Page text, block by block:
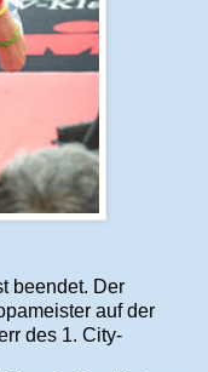
beendet. Der
auf der
des 1. City-